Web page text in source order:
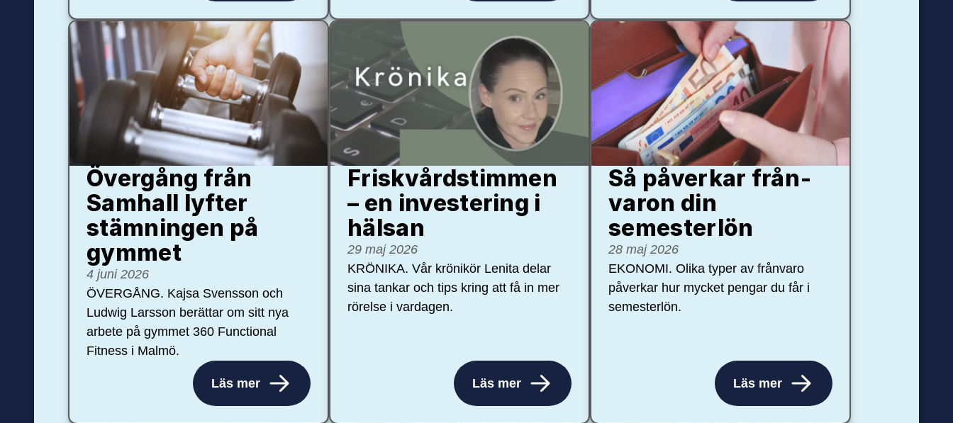
Övergång från
Samhall lyfter
stämningen på
gymmet
4 juni 2026
ÖVERGÅNG. Kajsa Svensson och
Ludwig Larsson berättar om sitt nya
arbete på gymmet 360 Functional
Fitness i Malmö.
Läs mer
Friskvårdstimmen
– en investering i
hälsan
29 maj 2026
KRÖNIKA. Vår krönikör Lenita delar
sina tankar och tips kring att få in mer
rörelse i vardagen.
Läs mer
Så påverkar från­
varon din
semester­lön
28 maj 2026
EKONOMI. Olika typer av frånvaro
påverkar hur mycket pengar du får i
semesterlön.
Läs mer